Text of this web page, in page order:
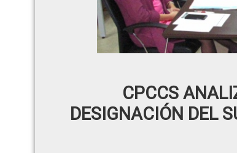
CPCCS
DESIGNACIÓN DEL